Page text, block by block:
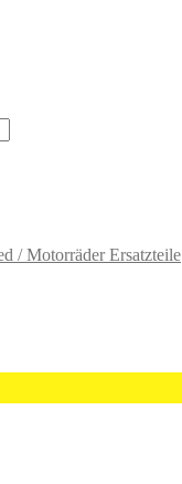
/ Motorräder Ersatzteile